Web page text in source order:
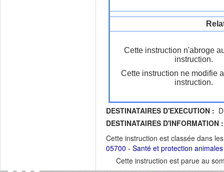
Cette instruction n'abroge
instruction.
Cette instruction ne modifie
instruction.
DESTINATAIRES D'EXECUTION :
DESTINATAIRES D'INFORMATION :
Cette instruction est classée dans
05700 - Santé et protection animales
Cette instruction est parue au